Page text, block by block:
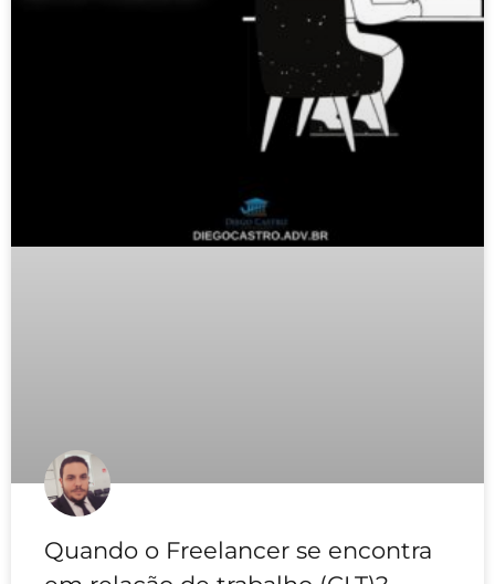
Quando o Freelancer se encontra